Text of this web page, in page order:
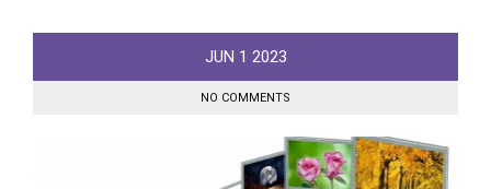
JUN 1 2023
NO COMMENTS